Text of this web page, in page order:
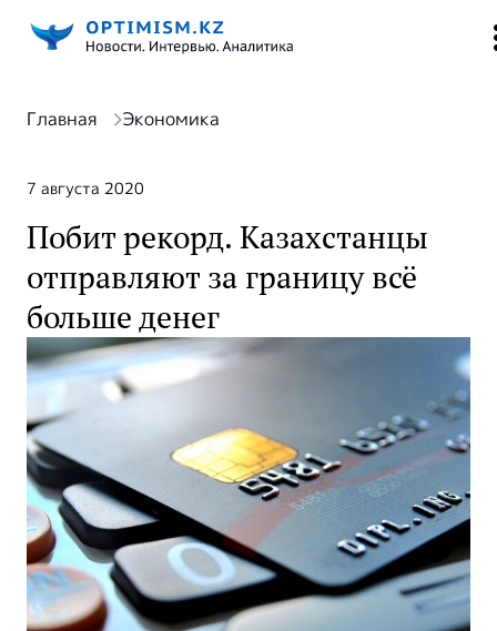
Главная Экономика
7 августа 2020
Побит рекорд. Казахстанцы
отправляют за границу всё
больше денег